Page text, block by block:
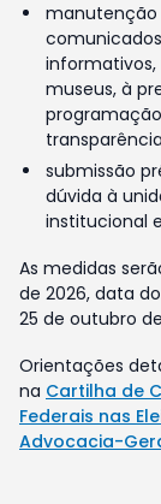
manutenção
museus, à
submissão
dúvida à
institucional
As medidas
de 2026, data
25 de outubro
Orientações
na Cartilha de
Federais nas
Advocacia-